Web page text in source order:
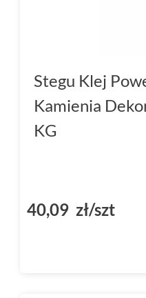
Stegu Klej
Kamienia
KG
40,09 zł/szt